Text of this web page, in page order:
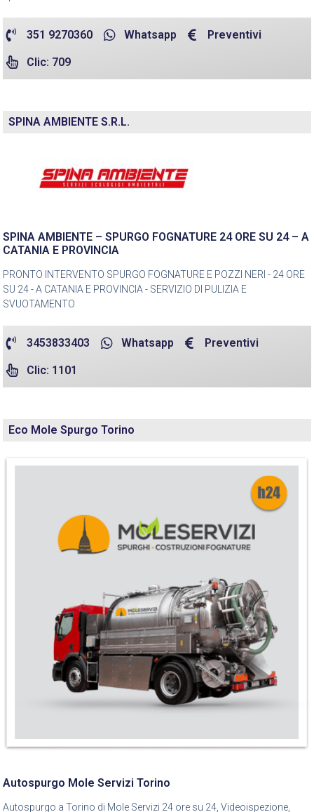
351 9270360 Whatsapp Preventivi
Clic: 709
SPINA AMBIENTE S.R.L.
SPINA AMBIENTE – SPURGO FOGNATURE 24 ORE SU 24 – A
CATANIA E PROVINCIA
PRONTO INTERVENTO SPURGO FOGNATURE E POZZI NERI - 24 ORE
SU 24 - A CATANIA E PROVINCIA - SERVIZIO DI PULIZIA E
SVUOTAMENTO
3453833403 Whatsapp Preventivi
Clic: 1101
Eco Mole Spurgo Torino
Autospurgo Mole Servizi Torino
Autospurgo a Torino di Mole Servizi 24 ore su 24, Videoispezione,